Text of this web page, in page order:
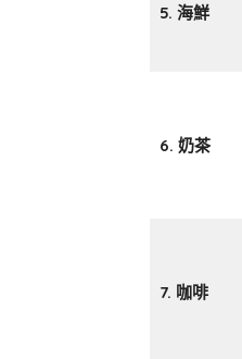
5. 海鮮
6. 奶茶
7. 咖啡